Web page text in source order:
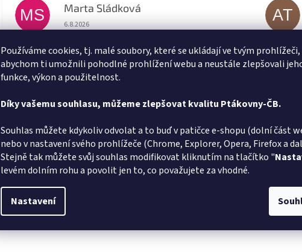
Používáme cookies, tj. malé soubory, které se ukládají ve tvým prohlížeči,
abychom ti umožnili pohodlné prohlížení webu a neustále zlepšovali
funkce, výkon a použitelnost.
Díky vašemu souhlasu, můžeme zlepšovat kvalitu Ptákovny-ČB.
Souhlas můžete kdykoliv odvolat a to buď v patičce e-shopu (dolní část
nebo v nastavení svého prohlížeče (Chrome, Explorer, Opera, Firefox a
Stejně tak můžete svůj souhlas modifikovat kliknutím na tlačítko "
levém dolním rohu a povolit jen to, co považujete za vhodné.
Nastavení
MS Marta Sládková
Hodnocení obchodu je 5 z 5 hvězdiček.
6.8.2026
Rychlé doručení
AT
Vše v
JZ Jiří Zalaba
Rychlé dodání zboží super Velmi